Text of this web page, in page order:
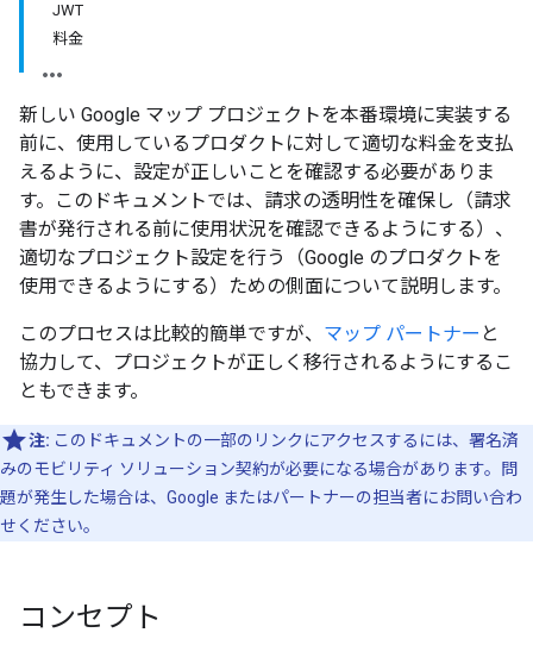
JWT
料金
新しい Google マップ プロジェクトを本番環境に実装する
前に、使用しているプロダクトに対して適切な料金を支払
えるように、設定が正しいことを確認する必要がありま
す。このドキュメントでは、請求の透明性を確保し（請求
書が発行される前に使用状況を確認できるようにする）、
適切なプロジェクト設定を行う（Google のプロダクトを
使用できるようにする）ための側面について説明します。
このプロセスは比較的簡単ですが、 マップ パートナー と
協力して、プロジェクトが正しく移行されるようにするこ
ともできます。
注: このドキュメントの一部のリンクにアクセスするには、署名済
みのモビリティ ソリューション契約が必要になる場合があります。問
題が発生した場合は、Google またはパートナーの担当者にお問い合わ
せください。
コンセプト